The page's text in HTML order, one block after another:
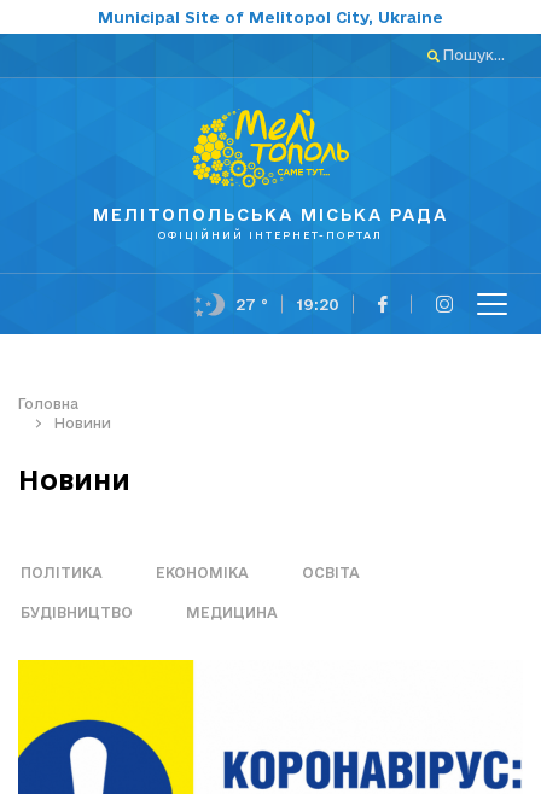
Municipal Site of Melitopol City, Ukraine
Пошук...
МЕЛІТОПОЛЬСЬКА МІСЬКА РАДА
ОФІЦІЙНИЙ ІНТЕРНЕТ-ПОРТАЛ
27 ° 19:20
Головна
Новини
Новини
ПОЛІТИКА ЕКОНОМІКА ОСВІТА
БУДІВНИЦТВО МЕДИЦИНА